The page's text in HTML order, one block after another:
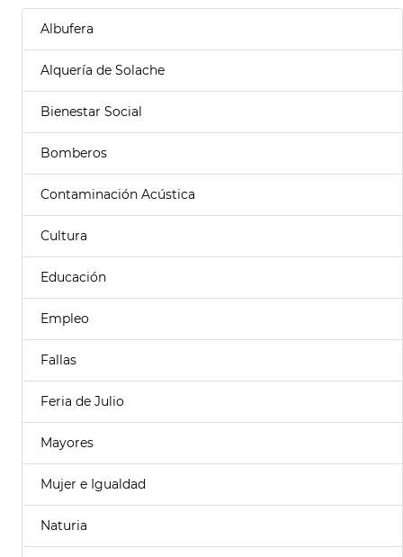
Albufera
Alquería de Solache
Bienestar Social
Bomberos
Contaminación Acústica
Cultura
Educación
Empleo
Fallas
Feria de Julio
Mayores
Mujer e Igualdad
Naturia